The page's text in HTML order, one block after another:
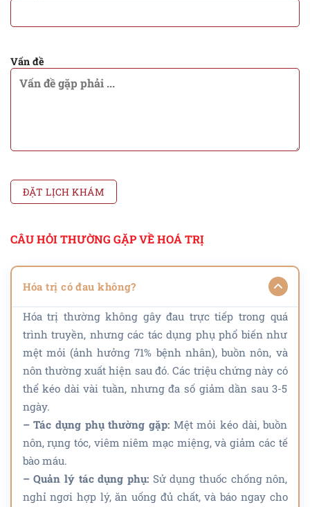
Vấn đề
CÂU HỎI THƯỜNG GẶP VỀ HOÁ TRỊ
Hóa trị có đau không?
Hóa trị thường không gây đau trực tiếp trong quá
trình truyền, nhưng các tác dụng phụ phổ biến như
mệt mỏi (ảnh hưởng 71% bệnh nhân), buồn nôn, và
nôn thường xuất hiện sau đó. Các triệu chứng này có
thể kéo dài vài tuần, nhưng đa số giảm dần sau 3-5
ngày.
– Tác dụng phụ thường gặp: Mệt mỏi kéo dài, buồn
nôn, rụng tóc, viêm niêm mạc miệng, và giảm các tế
bào máu.
– Quản lý tác dụng phụ: Sử dụng thuốc chống nôn,
nghỉ ngơi hợp lý, ăn uống đủ chất, và báo ngay cho